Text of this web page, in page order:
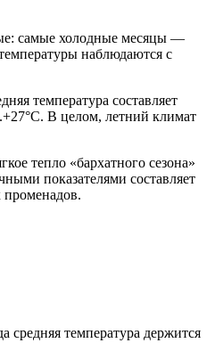
самые холодные месяцы —
наблюдаются с
температура составляет
В целом, летний климат
тепло «бархатного сезона»
показателями составляет
променадов.
средняя температура держится